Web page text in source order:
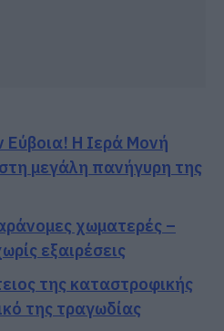
Εύβοια! Η Ιερά Μονή
μεγάλη πανήγυρη της
χωματερές –
εξαιρέσεις
της καταστροφικής
της τραγωδίας